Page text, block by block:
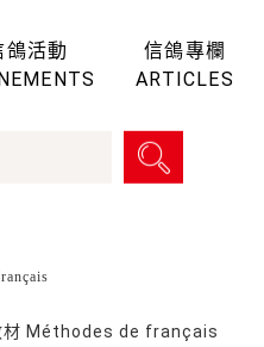
鴿活動 信鴿專欄
ARTICLES
材 Méthodes de français